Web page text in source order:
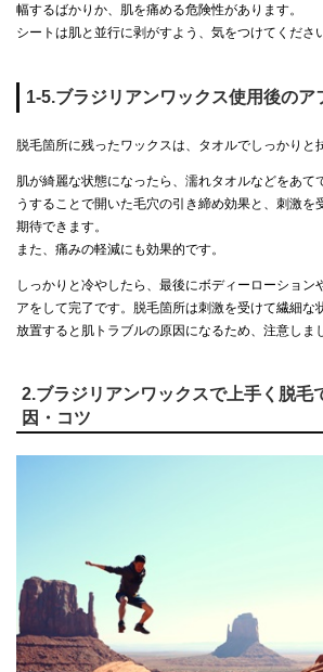
幅するばかりか、肌を痛める危険性があります。
シートは肌と並行に剥がすよう、気をつけてくださ
1-5.ブラジリアンワックス使用後のア
脱毛箇所に残ったワックスは、タオルでしっかりと
肌が綺麗な状態になったら、濡れタオルなどをあて
うすることで開いた毛穴の引き締め効果と、刺激を
期待できます。
また、痛みの軽減にも効果的です。
しっかりと冷やしたら、最後にボディーローション
アをして完了です。脱毛箇所は刺激を受けて繊細な
放置すると肌トラブルの原因になるため、注意しま
2.ブラジリアンワックスで上手く脱毛
因・コツ